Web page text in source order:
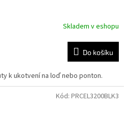
Skladem v eshopu
Do košíku
k ukotvení na loď nebo ponton.
Kód: PRCEL3200BLK3